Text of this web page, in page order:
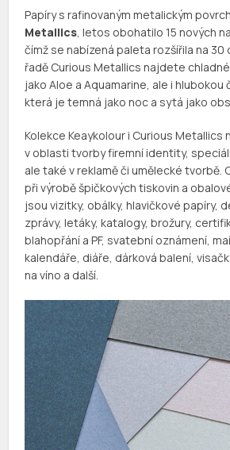
Papíry s rafinovaným metalickým
Metallics, letos obohatilo 15 nových
čímž se nabízená paleta rozšířila na 30
řadě Curious Metallics najdete
jako Aloe a Aquamarine, ale i hlubokou
která je temná jako noc a sytá jako
Kolekce Keaykolour i Curious Metallics
v oblasti tvorby firemní identity,
ale také v reklamě či umělecké tvorbě.
při výrobě špičkových tiskovin a
jsou vizitky, obálky, hlavičkové papíry,
zprávy, letáky, katalogy, brožury,
blahopřání a PF, svatební oznámení,
kalendáře, diáře, dárková balení,
na víno a další.